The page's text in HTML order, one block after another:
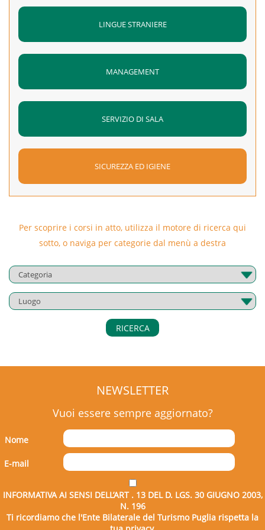
LINGUE STRANIERE
MANAGEMENT
SERVIZIO DI SALA
SICUREZZA ED IGIENE
Per scoprire i corsi in atto, utilizza il motore di ricerca qui
sotto, o naviga per categorie dal menù a destra
RICERCA
NEWSLETTER
Vuoi essere sempre aggiornato?
Nome
E-mail
INFORMATIVA AI SENSI DELL’ART . 13 DEL D. LGS. 30 GIUGNO 2003,
N. 196
Ti ricordiamo che l'Ente Bilaterale del Turismo Puglia rispetta la